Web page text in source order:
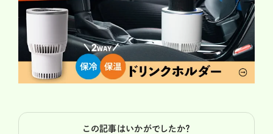
この記事はいかがでしたか？